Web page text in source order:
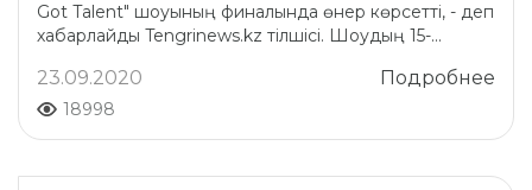
Got Talent" шоуының финалында өнер көрсетті, - деп
хабарлайды Tengrinews.kz тілшісі. Шоудың 15-...
Подробнее
23.09.2020
18998